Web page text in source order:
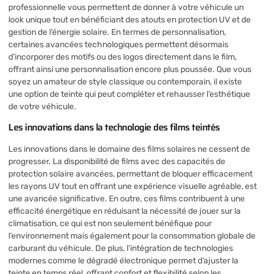
professionnelle vous permettent de donner à votre véhicule un
look unique tout en bénéficiant des atouts en protection UV et de
gestion de l’énergie solaire. En termes de personnalisation,
certaines avancées technologiques permettent désormais
d’incorporer des motifs ou des logos directement dans le film,
offrant ainsi une personnalisation encore plus poussée. Que vous
soyez un amateur de style classique ou contemporain, il existe
une option de teinte qui peut compléter et rehausser l’esthétique
de votre véhicule.
Les innovations dans la technologie des films teintés
Les innovations dans le domaine des films solaires ne cessent de
progresser. La disponibilité de films avec des capacités de
protection solaire avancées, permettant de bloquer efficacement
les rayons UV tout en offrant une expérience visuelle agréable, est
une avancée significative. En outre, ces films contribuent à une
efficacité énergétique en réduisant la nécessité de jouer sur la
climatisation, ce qui est non seulement bénéfique pour
l’environnement mais également pour la consommation globale de
carburant du véhicule. De plus, l’intégration de technologies
modernes comme le dégradé électronique permet d’ajuster la